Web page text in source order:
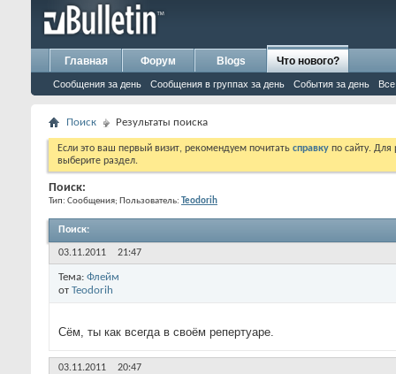
Главная Форум Blogs Что нового?
Сообщения за день Сообщения в группах за день События за день
Поиск Результаты поиска
Если это ваш первый визит, рекомендуем почитать справку по сайту.
выберите раздел.
Поиск:
Тип: Сообщения; Пользователь: Teodorih
Поиск:
03.11.2011 21:47
Тема: Флейм
от Teodorih
Сём, ты как всегда в своём репертуаре.
03.11.2011 20:47